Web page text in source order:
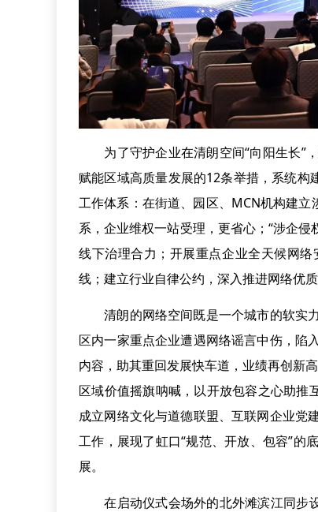
为了守护企业在清朗空间“向阳生长”
赋能区域高质量发展的12条举措，系统构
工作体系：在街道、园区、MCN机构建立
系，企业维权一站受理，更省心；“涉企
线下治理合力；开展重点企业全天候网
线；建立行业自律公约，深入推进网络优
清朗的网络空间既是一个城市的软实力
区内一家重点企业遭遇网络谣言中伤，陷
内容，助其重回发展快车道，业绩再创新
区域价值摇旗呐喊，以开放包容之心助推
成立网络文化与道德联盟、互联网企业党
工作，展现了虹口“规范、开放、包容”的
展。
在启动仪式会场外的北外滩滨江同步设